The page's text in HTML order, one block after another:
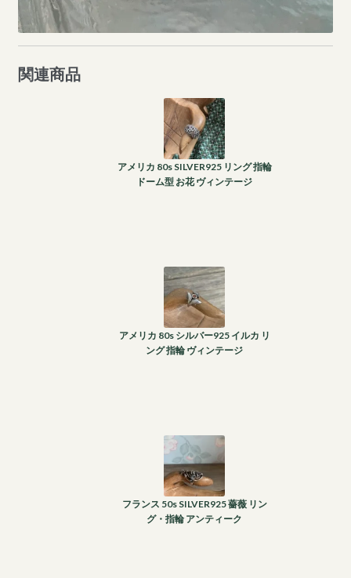
関連商品
アメリカ 80s SILVER925 リング 指輪
ドーム型 お花 ヴィンテージ
アメリカ 80s シルバー925 イルカ リ
ング 指輪 ヴィンテージ
フランス 50s SILVER925 薔薇 リン
グ・指輪 アンティーク